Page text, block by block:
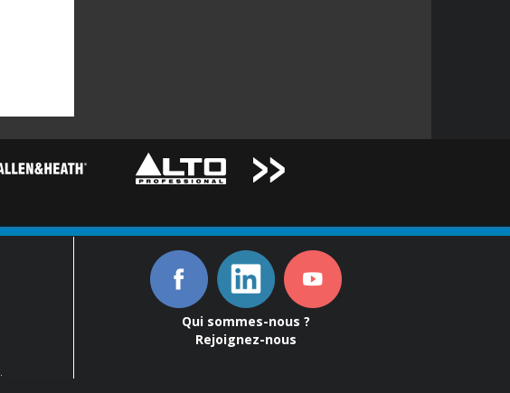
Qui sommes-nous ?
Rejoignez-nous